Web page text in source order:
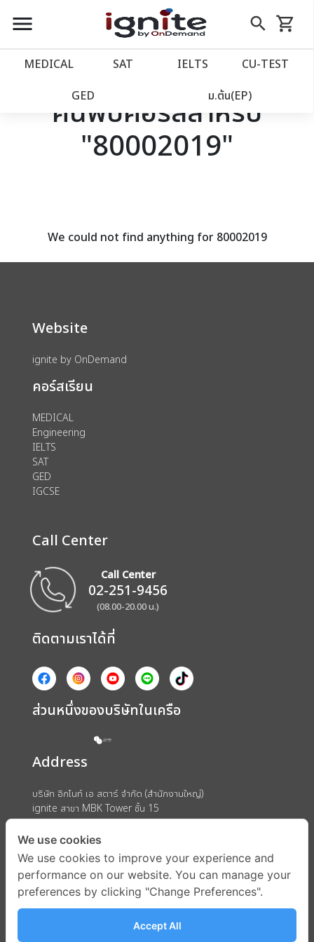
close
account_balance หน้าแรก
เว็บไซต์อิกไนท์
โปรโมชั่น
assignment ลงทะเบียน
menu search
Skip
to
shopping_cart
รถเข็น
MEDICAL SAT IELTS CU‑TEST
GED ม.ต้น(EP)
ค้นพบคอร์สสำหรับ
"80002019"
We could not find anything for 80002019
Website
ignite by OnDemand
คอร์สเรียน
MEDICAL
Engineering
IELTS
SAT
GED
IGCSE
Call Center
Call Center
02-251-9456
(08.00-20.00 น.)
ติดตามเราได้ที่
ส่วนหนึ่งของบริษัทในเครือ
Address
บริษัท อิกไนท์ เอ สตาร์ จำกัด (สำนักงานใหญ่)
ignite สาขา MBK Tower ชั้น 15
ถนนพญาไท แขวงวังใหม่ เขตปทุมวัน กรุงเทพมหานคร 10330
We use cookies
We use cookies to improve your experience and
performance on our website. You can manage your
preferences by clicking "Change Preferences".
Accept All